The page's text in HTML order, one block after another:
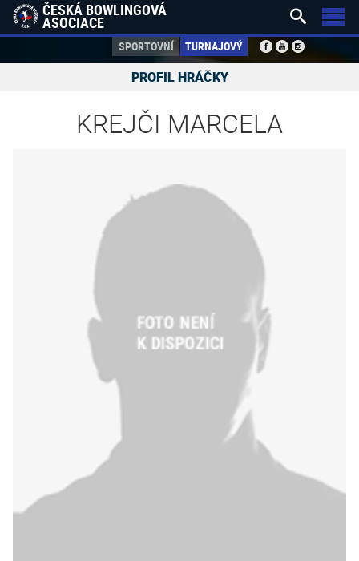
ČESKÁ BOWLINGOVÁ
ASOCIACE
SPORTOVNÍ TURNAJOVÝ
 
PROFIL HRÁČKY
KREJČI MARCELA